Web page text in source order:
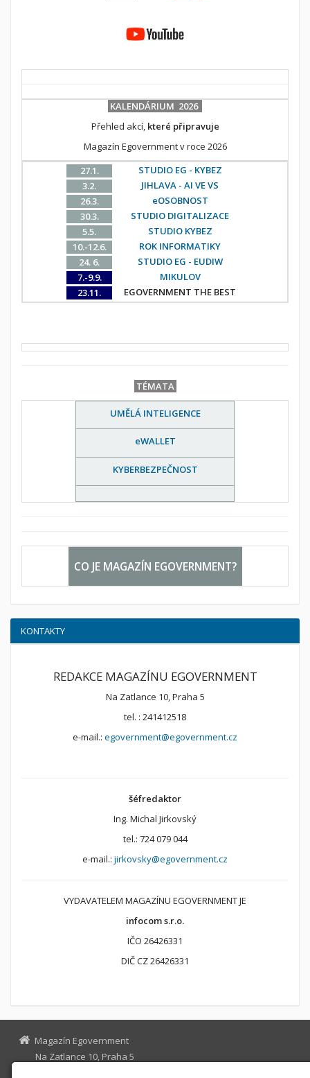
KALENDÁRIUM 2026
Přehled akcí, které připravuje
Magazín Egovernment v roce 2026
27.1.
STUDIO EG - KYBEZ
3.2.
JIHLAVA - AI VE VS
26.3.
eOSOBNOST
30.3.
STUDIO DIGITALIZACE
5.5.
STUDIO KYBEZ
10.-12.6.
ROK INFORMATIKY
24. 6.
STUDIO EG - EUDIW
7.-9.9.
MIKULOV
23.11.
EGOVERNMENT THE BEST
TÉMATA
UMĚLÁ INTELIGENCE
eWALLET
KYBERBEZPEČNOST
CO JE MAGAZÍN EGOVERNMENT?
KONTAKTY
REDAKCE MAGAZÍNU EGOVERNMENT
Na Zatlance 10, Praha 5
tel. : 241412518
e-mail.: egovernment@egovernment.cz
šéfredaktor
Ing. Michal Jirkovský
tel.: 724 079 044
e-mail.: jirkovsky@egovernment.cz
VYDAVATELEM MAGAZÍNU EGOVERNMENT JE
infocom s.r.o.
IČO 26426331
DIČ CZ 26426331
Magazín Egovernment
Na Zatlance 10, Praha 5